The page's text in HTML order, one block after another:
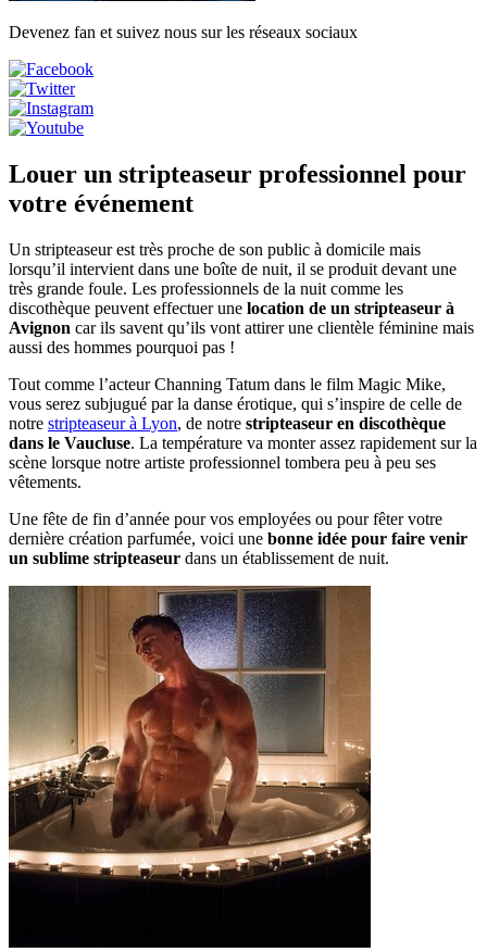
Devenez fan et suivez nous sur les réseaux sociaux
Louer un stripteaseur professionnel pour
votre événement
Un stripteaseur est très proche de son public à domicile mais
lorsqu’il intervient dans une boîte de nuit, il se produit devant une
très grande foule. Les professionnels de la nuit comme les
discothèque peuvent effectuer une location de un stripteaseur à
Avignon car ils savent qu’ils vont attirer une clientèle féminine mais
aussi des hommes pourquoi pas !
Tout comme l’acteur Channing Tatum dans le film Magic Mike,
vous serez subjugué par la danse érotique, qui s’inspire de celle de
notre stripteaseur à Lyon, de notre stripteaseur en discothèque
dans le Vaucluse. La température va monter assez rapidement sur la
scène lorsque notre artiste professionnel tombera peu à peu ses
vêtements.
Une fête de fin d’année pour vos employées ou pour fêter votre
dernière création parfumée, voici une bonne idée pour faire venir
un sublime stripteaseur dans un établissement de nuit.